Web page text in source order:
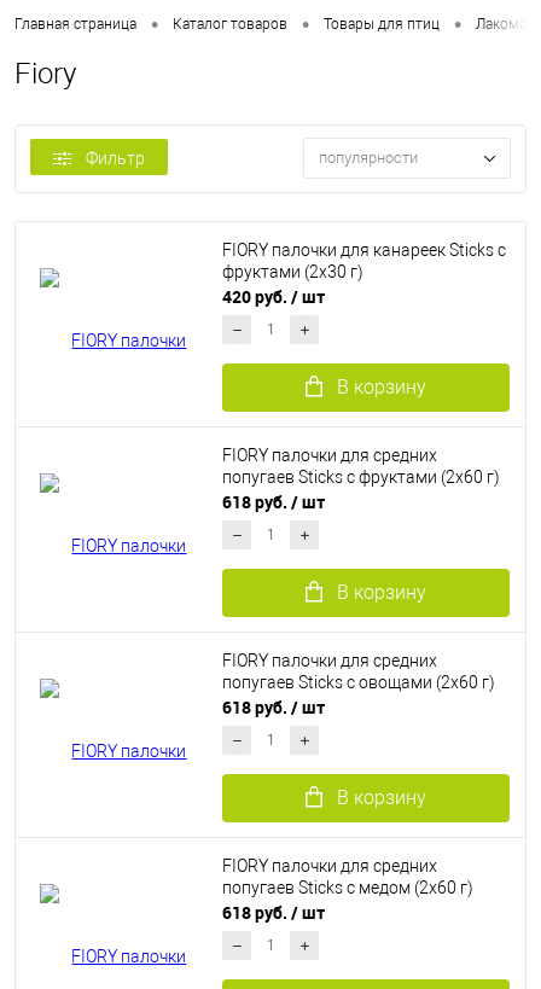
Главная страница • Каталог товаров • Товары для птиц •
Fiory
Фильтр популярности
FIORY палочки для канареек Sticks с
фруктами (2х30 г)
420 руб. / шт
В корзину
FIORY палочки для средних
попугаев Sticks с фруктами (2х60 г)
618 руб. / шт
В корзину
FIORY палочки для средних
попугаев Sticks с овощами (2х60 г)
618 руб. / шт
В корзину
FIORY палочки для средних
попугаев Sticks с медом (2х60 г)
618 руб. / шт